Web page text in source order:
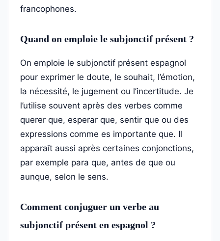
francophones.
Quand on emploie le subjonctif présent ?
On emploie le subjonctif présent espagnol
pour exprimer le doute, le souhait, l’émotion,
la nécessité, le jugement ou l’incertitude. Je
l’utilise souvent après des verbes comme
querer que, esperar que, sentir que ou des
expressions comme es importante que. Il
apparaît aussi après certaines conjonctions,
par exemple para que, antes de que ou
aunque, selon le sens.
Comment conjuguer un verbe au
subjonctif présent en espagnol ?